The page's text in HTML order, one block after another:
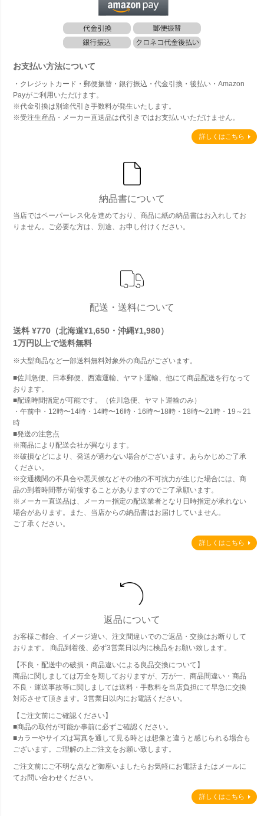
お支払い方法について
・クレジットカード・郵便振替・銀行振込・代金引換・後払い・Amazon
Payがご利用いただけます。
※代金引換は別途代引き手数料が発生いたします。
※受注生産品・メーカー直送品は代引きではお支払いいただけません。
詳しくはこちら
納品書について
当店ではペーパーレス化を進めており、商品に紙の納品書はお入れしてお
りません。ご必要な方は、別途、お申し付けください。
配送・送料について
送料 ¥770（北海道¥1,650・沖縄¥1,980）
1万円以上で送料無料
※大型商品など一部送料無料対象外の商品がございます。
■佐川急便、日本郵便、西濃運輸、ヤマト運輸、他にて商品配送を行なって
おります。
■配達時間指定が可能です。（佐川急便、ヤマト運輸のみ）
・午前中・12時〜14時・14時〜16時・16時〜18時・18時〜21時・19～21
時
■発送の注意点
※商品により配送会社が異なります。
※破損などにより、発送が適わない場合がございます。あらかじめご了承
ください。
※交通機関の不具合や悪天候などその他の不可抗力が生じた場合には、商
品の到着時間帯が前後することがありますのでご了承願います。
※メーカー直送品は、メーカー指定の配送業者となり日時指定が承れない
場合があります。また、当店からの納品書はお届けしていません。
ご了承ください。
詳しくはこちら
返品について
お客様ご都合、イメージ違い、注文間違いでのご返品・交換はお断りして
おります。 商品到着後、必ず3営業日以内に検品をお願い致します。
【不良・配送中の破損・商品違いによる良品交換について】
商品に関しましては万全を期しておりますが、万が一、商品間違い・商品
不良・運送事故等に関しましては送料・手数料を当店負担にて早急に交換
対応させて頂きます。3営業日以内にお電話ください。
【ご注文前にご確認ください】
■商品の取付が可能か事前に必ずご確認ください。
■カラーやサイズは写真を通して見る時とは想像と違うと感じられる場合も
ございます。ご理解の上ご注文をお願い致します。
ご注文前にご不明な点など御座いましたらお気軽にお電話またはメールに
てお問い合わせください。
詳しくはこちら